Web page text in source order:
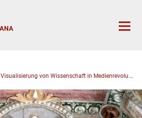
Visualisierung von Wissenschaft in Medienrevolutionen